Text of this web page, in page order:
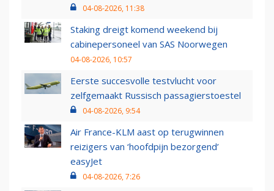
04-08-2026, 11:38
Staking dreigt komend weekend bij
cabinepersoneel van SAS Noorwegen
04-08-2026, 10:57
Eerste succesvolle testvlucht voor
zelfgemaakt Russisch passagierstoestel
04-08-2026, 9:54
Air France-KLM aast op terugwinnen
reizigers van ‘hoofdpijn bezorgend’
easyJet
04-08-2026, 7:26